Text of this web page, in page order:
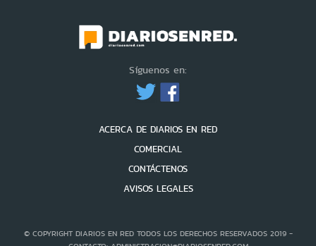
Síguenos en:
ACERCA DE DIARIOS EN RED
COMERCIAL
CONTÁCTENOS
AVISOS LEGALES
© COPYRIGHT DIARIOS EN RED TODOS LOS DERECHOS RESERVADOS 2019 -